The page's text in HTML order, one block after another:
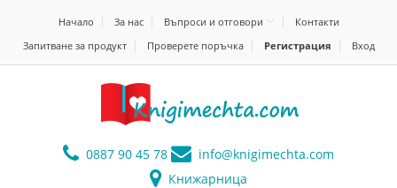
Начало За нас Въпроси и отговори
Контакти
Запитване за продукт
Проверете поръчка Регистрация Вход
0887 90 45 78 info@knigimechta.com
Книжарница